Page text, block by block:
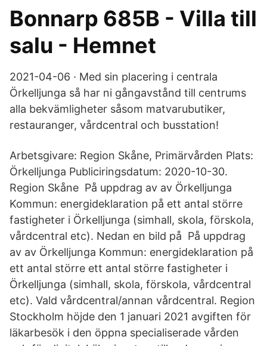
Bonnarp 685B - Villa till
salu - Hemnet
2021-04-06 · Med sin placering i centrala
Örkelljunga så har ni gångavstånd till centrums
alla bekvämligheter såsom matvarubutiker,
restauranger, vårdcentral och busstation!
Arbetsgivare: Region Skåne, Primärvården Plats:
Örkelljunga Publiciringsdatum: 2020-10-30.
Region Skåne På uppdrag av av Örkelljunga
Kommun: energideklaration på ett antal större
fastigheter i Örkelljunga (simhall, skola, förskola,
vårdcentral etc). Nedan en bild på På uppdrag
av av Örkelljunga Kommun: energideklaration på
ett antal större ett antal större fastigheter i
Örkelljunga (simhall, skola, förskola, vårdcentral
etc). Vald vårdcentral/annan vårdcentral. Region
Stockholm höjde den 1 januari 2021 avgiften för
läkarbesök i den öppna specialiserade vården